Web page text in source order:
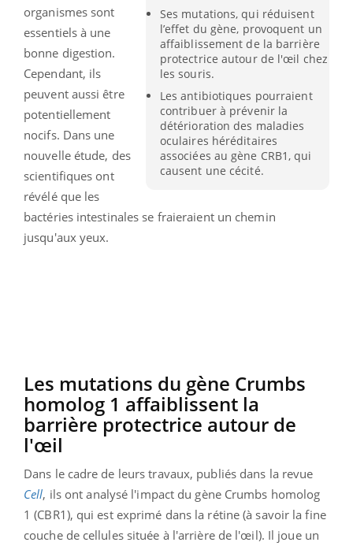
Ses mutations, qui réduisent
l’effet du gène, provoquent un
affaiblissement de la barrière
protectrice autour de l'œil chez
les souris.
Les antibiotiques pourraient
contribuer à prévenir la
détérioration des maladies
oculaires héréditaires
associées au gène CRB1, qui
causent une cécité.
organismes sont
essentiels à une
bonne digestion.
Cependant, ils
peuvent aussi être
potentiellement
nocifs. Dans une
nouvelle étude, des
scientifiques ont
révélé que les
bactéries intestinales se fraieraient un chemin
jusqu'aux yeux.
Les mutations du gène Crumbs
homolog 1 affaiblissent la
barrière protectrice autour de
l'œil
Dans le cadre de leurs travaux, publiés dans la revue
Cell, ils ont analysé l'impact du gène Crumbs homolog
1 (CBR1), qui est exprimé dans la rétine (à savoir la fine
couche de cellules située à l'arrière de l'œil). Il joue un